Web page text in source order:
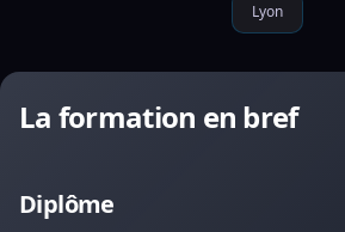
Lyon
La formation en bref
Diplôme